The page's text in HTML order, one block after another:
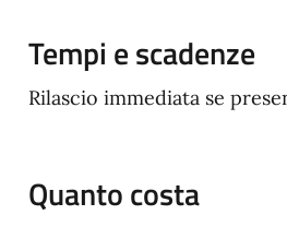
Tempi e scadenze
Rilascio immediata se
Quanto costa